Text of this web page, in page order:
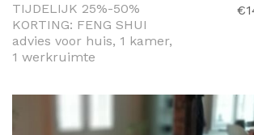
TIJDELIJK 25%-50%
KORTING: FENG SHUI
advies voor huis, 1 kamer,
1 werkruimte
€